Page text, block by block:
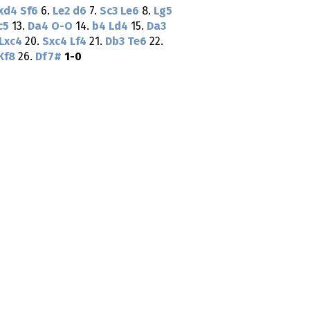
Sf6 6. Le2 d6 7. Sc3 Le6 8. Lg5
13. Da4 O-O 14. b4 Ld4 15. Da3
20. Sxc4 Lf4 21. Db3 Te6 22.
26. Df7# 1-0